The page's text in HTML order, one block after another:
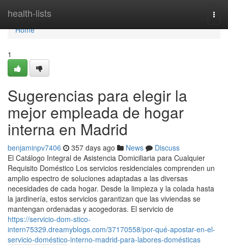
health-lists
Home
Home
1
Sugerencias para elegir la
mejor empleada de hogar
interna en Madrid
benjaminpv7406 357 days ago News
Discuss
El Catálogo Integral de Asistencia Domiciliaria para Cualquier
Requisito Doméstico Los servicios residenciales comprenden un
amplio espectro de soluciones adaptadas a las diversas
necesidades de cada hogar. Desde la limpieza y la colada hasta
la jardinería, estos servicios garantizan que las viviendas se
mantengan ordenadas y acogedoras. El servicio de
https://servicio-dom-stico-
intern75329.dreamyblogs.com/37170558/por-qué-apostar-en-el-
servicio-doméstico-interno-madrid-para-labores-domésticas